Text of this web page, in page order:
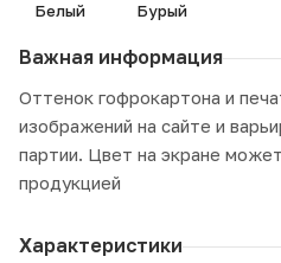
Белый Бурый
Важная информация
Оттенок гофрокартона и
изображений на сайте и
партии. Цвет на экране
продукцией
Характеристики